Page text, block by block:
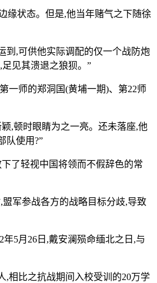
缘状态。但是,他当年赌气之下随徐
到,可供他实际调配的仅一个战防炮
见其溃退之狼狈。”
一师的郑洞国(黄埔一期)、第22师
,顿时眼睛为之一亮。还未落座,他
队使用?”
了轻视中国将领而不假辞色的常
军参战各方的战略目标分歧,导致
5月26日,戴安澜殒命缅北之日,与
,相比之抗战期间入校受训的20万学